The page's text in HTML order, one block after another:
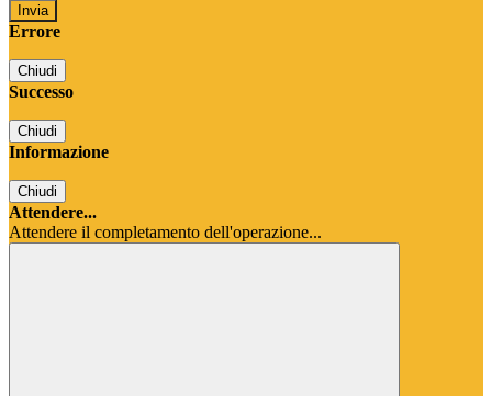
Errore
Chiudi
Successo
Chiudi
Informazione
Chiudi
Attendere...
Attendere il completamento dell'operazione...